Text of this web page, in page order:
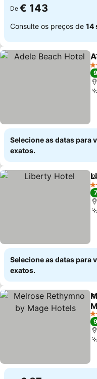
De € 143
Consulte os preços de 14
4
Selecione as datas para
exatos.
3
Selecione as datas para
exatos.
4